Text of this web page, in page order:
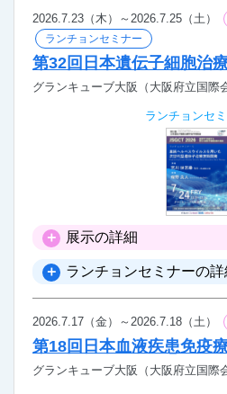
2026.7.23（木）～2026.7.25（土）
ランチョンセミナー
第32回日本遺伝子細胞治
グランキューブ大阪（大阪府立国際
ランチョンセ
展示の詳細
ランチョンセミナーの詳
2026.7.17（金）～2026.7.18（土）
第18回日本血液疾患免疫
グランキューブ大阪（大阪府立国際